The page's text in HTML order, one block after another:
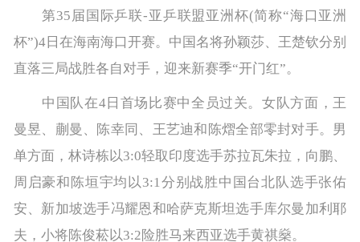
第35届国际乒联-亚乒联盟亚洲杯(简称“海口亚洲
杯”)4日在海南海口开赛。中国名将孙颖莎、王楚钦分别
直落三局战胜各自对手，迎来新赛季“开门红”。
中国队在4日首场比赛中全员过关。女队方面，王
曼昱、蒯曼、陈幸同、王艺迪和陈熠全部零封对手。男
单方面，林诗栋以3:0轻取印度选手苏拉瓦朱拉，向鹏、
周启豪和陈垣宇均以3:1分别战胜中国台北队选手张佑
安、新加坡选手冯耀恩和哈萨克斯坦选手库尔曼加利耶
夫，小将陈俊菘以3:2险胜马来西亚选手黄祺燊。